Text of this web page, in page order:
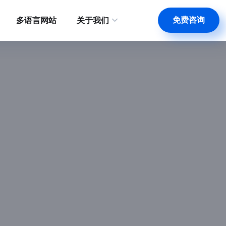
多语言网站 关于我们 免费咨询